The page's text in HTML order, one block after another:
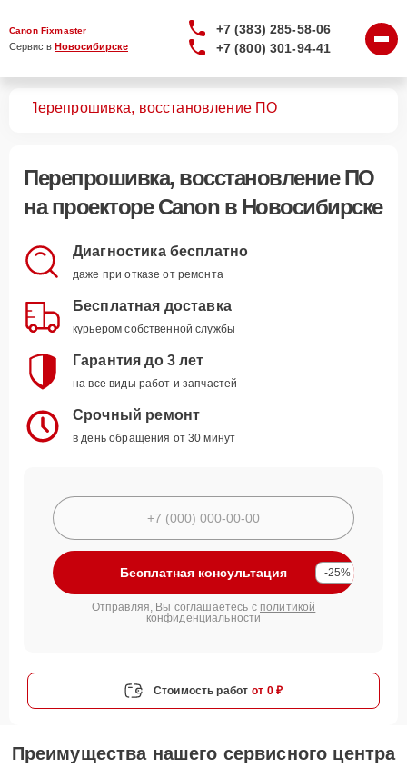
Canon Fixmaster
Сервис в Новосибирске
+7 (383) 285-58-06
+7 (800) 301-94-41
Перепрошивка, восстановление ПО
Перепрошивка, восстановление ПО
на проекторе Canon в Новосибирске
Диагностика бесплатно
даже при отказе от ремонта
Бесплатная доставка
курьером собственной службы
Гарантия до 3 лет
на все виды работ и запчастей
Срочный ремонт
в день обращения от 30 минут
Бесплатная консультация -25%
Отправляя, Вы соглашаетесь с политикой
конфиденциальности
Стоимость работ от 0 ₽
Преимущества нашего сервисного центра